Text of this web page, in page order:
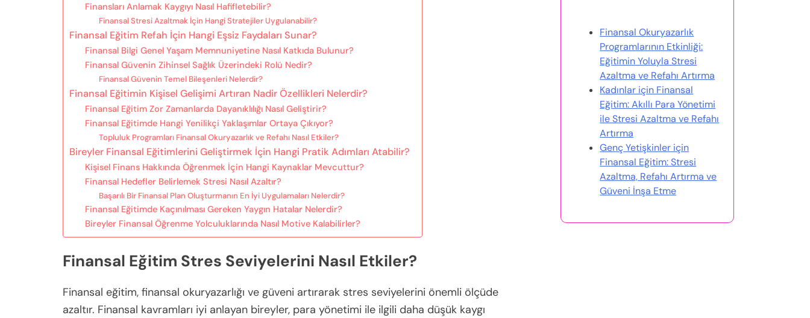
Finansları Anlamak Kaygıyı Nasıl Hafifletebilir?
Finansal Stresi Azaltmak İçin Hangi Stratejiler Uygulanabilir?
Finansal Eğitim Refah İçin Hangi Eşsiz Faydaları Sunar?
Finansal Bilgi Genel Yaşam Memnuniyetine Nasıl Katkıda Bulunur?
Finansal Güvenin Zihinsel Sağlık Üzerindeki Rolü Nedir?
Finansal Güvenin Temel Bileşenleri Nelerdir?
Finansal Eğitimin Kişisel Gelişimi Artıran Nadir Özellikleri Nelerdir?
Finansal Eğitim Zor Zamanlarda Dayanıklılığı Nasıl Geliştirir?
Finansal Eğitimde Hangi Yenilikçi Yaklaşımlar Ortaya Çıkıyor?
Topluluk Programları Finansal Okuryazarlık ve Refahı Nasıl Etkiler?
Bireyler Finansal Eğitimlerini Geliştirmek İçin Hangi Pratik Adımları Atabilir?
Kişisel Finans Hakkında Öğrenmek İçin Hangi Kaynaklar Mevcuttur?
Finansal Hedefler Belirlemek Stresi Nasıl Azaltır?
Başarılı Bir Finansal Plan Oluşturmanın En İyi Uygulamaları Nelerdir?
Finansal Eğitimde Kaçınılması Gereken Yaygın Hatalar Nelerdir?
Bireyler Finansal Öğrenme Yolculuklarında Nasıl Motive Kalabilirler?
Finansal Eğitim Stres Seviyelerini Nasıl Etkiler?
Finansal eğitim, finansal okuryazarlığı ve güveni artırarak stres seviyelerini önemli ölçüde
azaltır. Finansal kavramları iyi anlayan bireyler, para yönetimi ile ilgili daha düşük kaygı
Finansal Okuryazarlık
Programlarının Etkinliği:
Eğitimin Yoluyla Stresi
Azaltma ve Refahı Artırma
Kadınlar için Finansal
Eğitim: Akıllı Para Yönetimi
ile Stresi Azaltma ve Refahı
Artırma
Genç Yetişkinler için
Finansal Eğitim: Stresi
Azaltma, Refahı Artırma ve
Güveni İnşa Etme